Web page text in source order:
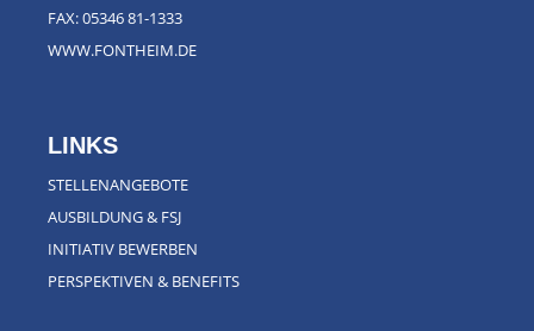
FAX: 05346 81-1333
WWW.FONTHEIM.DE
LINKS
STELLENANGEBOTE
AUSBILDUNG & FSJ
INITIATIV BEWERBEN
PERSPEKTIVEN & BENEFITS